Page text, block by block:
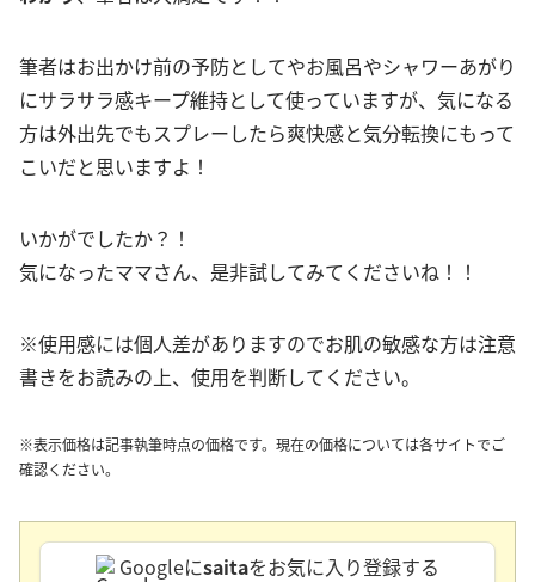
筆者はお出かけ前の予防としてやお風呂やシャワーあがり
にサラサラ感キープ維持として使っていますが、気になる
方は外出先でもスプレーしたら爽快感と気分転換にもって
こいだと思いますよ！
いかがでしたか？！
気になったママさん、是非試してみてくださいね！！
※使用感には個人差がありますのでお肌の敏感な方は注意
書きをお読みの上、使用を判断してください。
※表示価格は記事執筆時点の価格です。現在の価格については各サイトでご
確認ください。
Googleにsaitaをお気に入り登録する